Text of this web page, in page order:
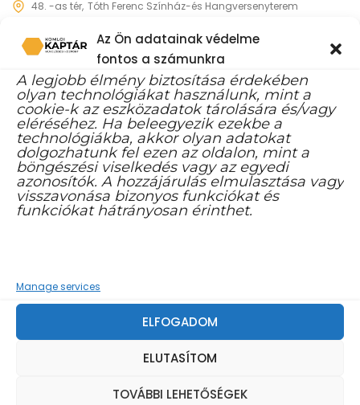
Az Ön adatainak védelme
fontos a számunkra
A legjobb élmény biztosítása érdekében
olyan technológiákat használunk, mint a
cookie-k az eszközadatok tárolására és/vagy
eléréséhez. Ha beleegyezik ezekbe a
technológiákba, akkor olyan adatokat
dolgozhatunk fel ezen az oldalon, mint a
böngészési viselkedés vagy az egyedi
azonosítók. A hozzájárulás elmulasztása vagy
visszavonása bizonyos funkciókat és
funkciókat hátrányosan érinthet.
Manage services
ELFOGADOM
ELUTASÍTOM
TOVÁBBI LEHETŐSÉGEK
48. -as tér Tóth Ferenc Színház-és Hangversenyterem
MINDEGYIK
KÖZÉRDEKŰ INFORMÁCIÓK